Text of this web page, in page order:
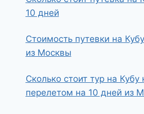
10 дней
Стоимость путевки на
из Москвы
Сколько стоит тур на Кубу
перелетом на 10 дней из